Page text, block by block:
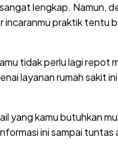
lengkap. Namun,
praktik tentu
tidak perlu lagi repot
layanan rumah sakit
yang kamu butuhkan
ini sampai